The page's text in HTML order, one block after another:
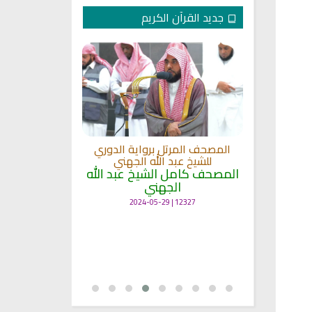
جديد القرآن الكريم
الى المصحف المرتل برواية الدوري
للشيخ عبد الله الجهني
المصحف كامل الشيخ عبد الله
الجهني
12327 | 2024-05-29